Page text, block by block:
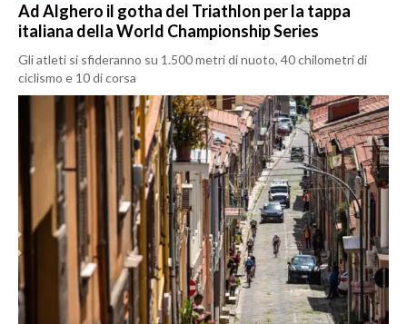
Ad Alghero il gotha del Triathlon per la tappa
italiana della World Championship Series
Gli atleti si sfideranno su 1.500 metri di nuoto, 40 chilometri di
ciclismo e 10 di corsa